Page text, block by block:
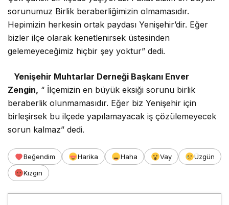
sorunumuz Birlik beraberliğimizin olmamasıdır.
Hepimizin herkesin ortak paydası Yenişehir’dir. Eğer
bizler ilçe olarak kenetlenirsek üstesinden
gelemeyeceğimiz hiçbir şey yoktur” dedi.
Yenişehir Muhtarlar Derneği Başkanı Enver
Zengin, “ İlçemizin en büyük eksiği sorunu birlik
beraberlik olunmamasıdır. Eğer biz Yenişehir için
birleşirsek bu ilçede yapılamayacak iş çözülemeyecek
sorun kalmaz” dedi.
Beğendim Harika Haha Vay
Üzgün
Kızgın